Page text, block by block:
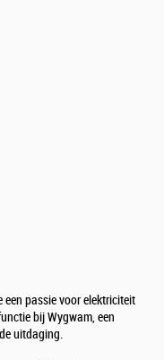
een passie voor elektriciteit
bij Wygwam, een
uitdaging.